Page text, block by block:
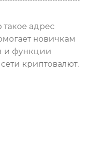
такое адрес
новичкам
и функции
криптовалют.